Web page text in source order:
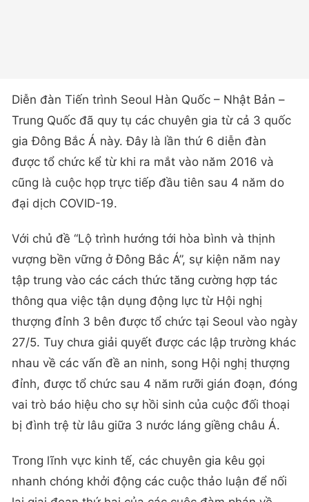
Diễn đàn Tiến trình Seoul Hàn Quốc – Nhật Bản –
Trung Quốc đã quy tụ các chuyên gia từ cả 3 quốc
gia Đông Bắc Á này. Đây là lần thứ 6 diễn đàn
được tổ chức kể từ khi ra mắt vào năm 2016 và
cũng là cuộc họp trực tiếp đầu tiên sau 4 năm do
đại dịch COVID-19.
Với chủ đề “Lộ trình hướng tới hòa bình và thịnh
vượng bền vững ở Đông Bắc Á”, sự kiện năm nay
tập trung vào các cách thức tăng cường hợp tác
thông qua việc tận dụng động lực từ Hội nghị
thượng đỉnh 3 bên được tổ chức tại Seoul vào ngày
27/5. Tuy chưa giải quyết được các lập trường khác
nhau về các vấn đề an ninh, song Hội nghị thượng
đỉnh, được tổ chức sau 4 năm rưỡi gián đoạn, đóng
vai trò báo hiệu cho sự hồi sinh của cuộc đối thoại
bị đình trệ từ lâu giữa 3 nước láng giềng châu Á.
Trong lĩnh vực kinh tế, các chuyên gia kêu gọi
nhanh chóng khởi động các cuộc thảo luận để nối